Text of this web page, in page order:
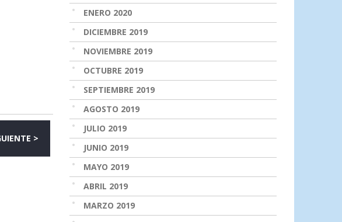
>
ENERO 2020
DICIEMBRE 2019
NOVIEMBRE 2019
OCTUBRE 2019
SEPTIEMBRE 2019
AGOSTO 2019
JULIO 2019
JUNIO 2019
MAYO 2019
ABRIL 2019
MARZO 2019